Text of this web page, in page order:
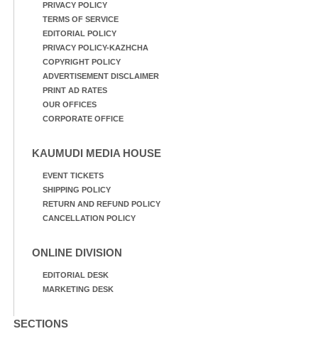
PRIVACY POLICY
TERMS OF SERVICE
EDITORIAL POLICY
PRIVACY POLICY-KAZHCHA
COPYRIGHT POLICY
ADVERTISEMENT DISCLAIMER
PRINT AD RATES
OUR OFFICES
CORPORATE OFFICE
KAUMUDI MEDIA HOUSE
EVENT TICKETS
SHIPPING POLICY
RETURN AND REFUND POLICY
CANCELLATION POLICY
ONLINE DIVISION
EDITORIAL DESK
MARKETING DESK
SECTIONS